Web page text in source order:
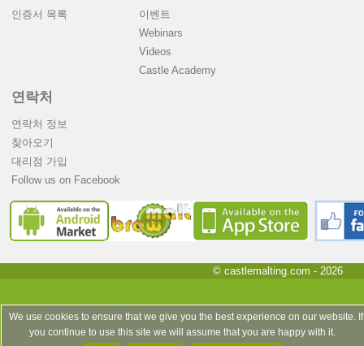
인증서 목록
이벤트
Webinars
Videos
Castle Academy
연락처
연락처 정보
찾아오기
대리점 가입
Follow us on Facebook
© castlemalting.com - 2026
We use cookies to ensure that we give you the best experience on our website. If
you continue to use this site we will assume that you are happy with it.